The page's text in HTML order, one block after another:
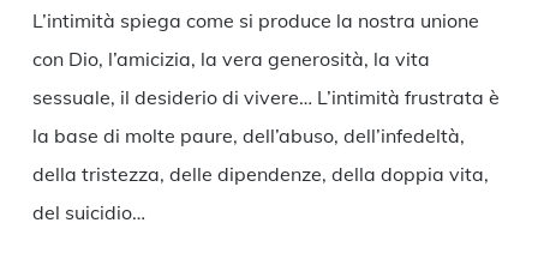
L’intimità spiega come si produce la nostra unione
con Dio, l’amicizia, la vera generosità, la vita
sessuale, il desiderio di vivere… L’intimità frustrata è
la base di molte paure, dell’abuso, dell’infedeltà,
della tristezza, delle dipendenze, della doppia vita,
del suicidio…